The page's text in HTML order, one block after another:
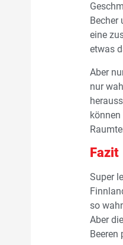
Becher
eine
etwas
Aber
nur
Fazit
Super
so
Aber
Beeren